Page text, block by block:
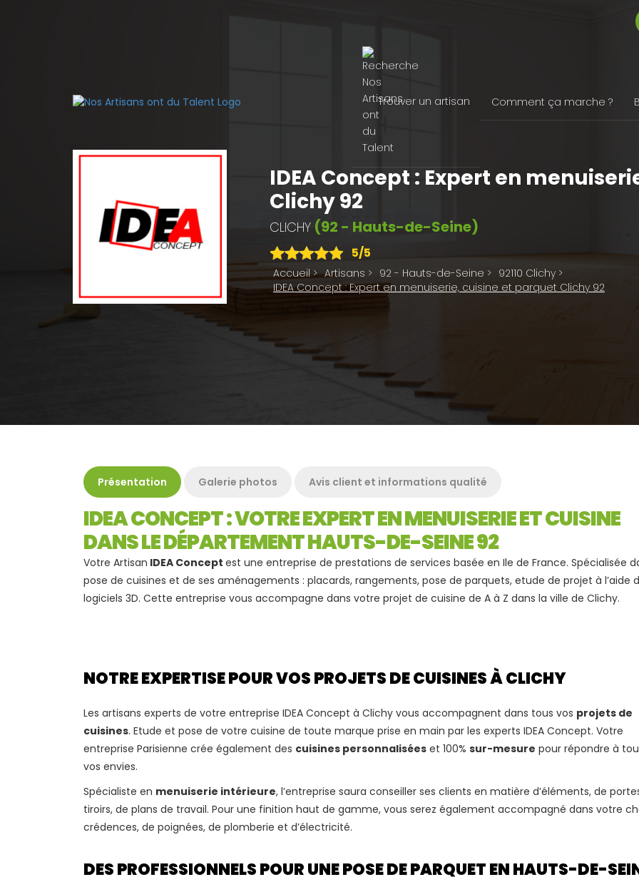
Trouver un artisan Comment ça marche ?
IDEA Concept : Expert en
Clichy 92
CLICHY (92 - Hauts-de-Seine)
5/5
Accueil > Artisans > 92 - Hauts-de-Seine > 92110 Clichy >
IDEA Concept : Expert en menuiserie, cuisine et parquet Clichy 92
Présentation Galerie photos Avis client et informations qualité
IDEA CONCEPT : VOTRE EXPERT EN MENUISERIE ET CUISINE
DANS LE DÉPARTEMENT HAUTS-DE-SEINE 92
Votre Artisan IDEA Concept est une entreprise de prestations de services basée en Ile de France. Spécialisée
pose de cuisines et de ses aménagements : placards, rangements, pose de parquets, etude de projet à l’aide
logiciels 3D. Cette entreprise vous accompagne dans votre projet de cuisine de A à Z dans la ville de Clichy.
NOTRE EXPERTISE POUR VOS PROJETS DE CUISINES À CLICHY
Les artisans experts de votre entreprise IDEA Concept à Clichy vous accompagnent dans tous vos projets de
cuisines. Etude et pose de votre cuisine de toute marque prise en main par les experts IDEA Concept. Votre
entreprise Parisienne crée également des cuisines personnalisées et 100% sur-mesure pour répondre à
vos envies.
Spécialiste en menuiserie intérieure, l’entreprise saura conseiller ses clients en matière d’éléments, de
tiroirs, de plans de travail. Pour une finition haut de gamme, vous serez également accompagné dans votre
crédences, de poignées, de plomberie et d’électricité.
DES PROFESSIONNELS POUR UNE POSE DE PARQUET EN HAUTS-DE-